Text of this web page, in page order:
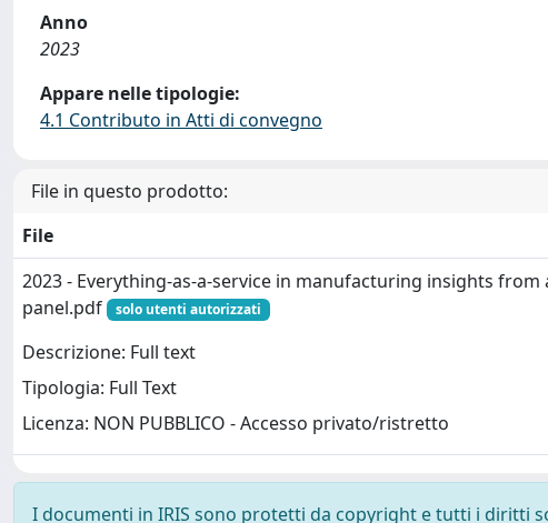
Anno
2023
Appare nelle tipologie:
4.1 Contributo in Atti di convegno
File in questo prodotto:
File
2023 - Everything-as-a-service in manufacturing insights from
panel.pdf
solo utenti autorizzati
Descrizione: Full text
Tipologia: Full Text
Licenza: NON PUBBLICO - Accesso privato/ristretto
I documenti in IRIS sono protetti da copyright e tutti i diritti